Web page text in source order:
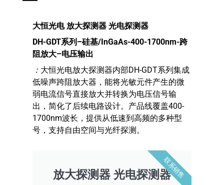
大恒光电 放大探测器 光电探测器
DH-GDT系列 –硅基/InGaAs-400-1700nm-跨
阻放大–电压输出
： 大恒光电放大探测器内部DH-GDT系列集成
低噪声跨阻放大器，能将光敏元件产生的微
弱电流信号直接放大并转换为电压信号输
出，简化了后续电路设计。产品线覆盖400-
1700nm波长，提供从低速到高频的多种型
号，支持自由空间与光纤探测。
放大探测器 光电探测器联系销售